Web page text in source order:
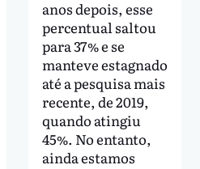
anos depois, esse
percentual saltou
para 37% e se
manteve estagnado
até a pesquisa mais
recente, de 2019,
quando atingiu
45%. No entanto,
ainda estamos